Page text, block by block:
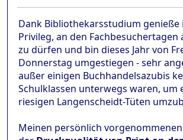
Dank Bibliothekarsstudium genieße
Privileg, an den Fachbesuchertagen
zu dürfen und bin dieses Jahr von
Donnerstag umgestiegen - sehr
außer einigen Buchhandelsazubis
Schulklassen unterwegs waren, um
riesigen Langenscheidt-Tüten
Meinen persönlich